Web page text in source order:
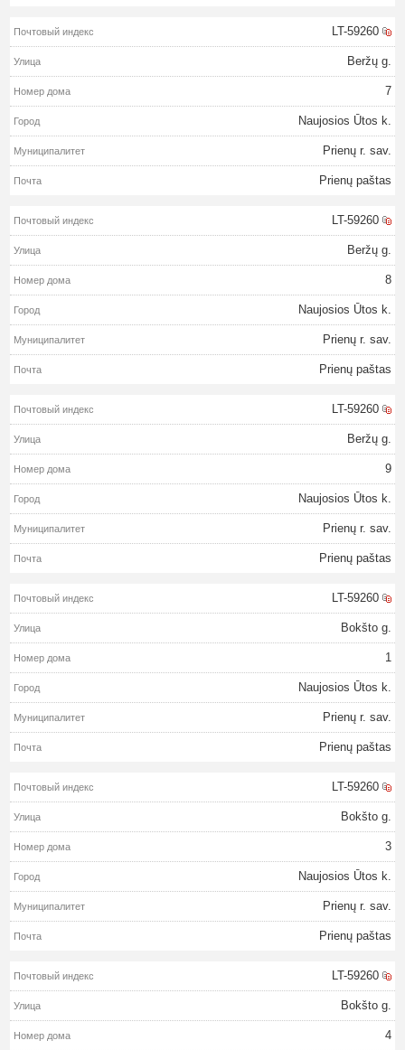
LT-59260
Beržų g.
7
Naujosios Ūtos k.
Prienų r. sav.
Prienų paštas
LT-59260
Beržų g.
8
Naujosios Ūtos k.
Prienų r. sav.
Prienų paštas
LT-59260
Beržų g.
9
Naujosios Ūtos k.
Prienų r. sav.
Prienų paštas
LT-59260
Bokšto g.
1
Naujosios Ūtos k.
Prienų r. sav.
Prienų paštas
LT-59260
Bokšto g.
3
Naujosios Ūtos k.
Prienų r. sav.
Prienų paštas
LT-59260
Bokšto g.
4